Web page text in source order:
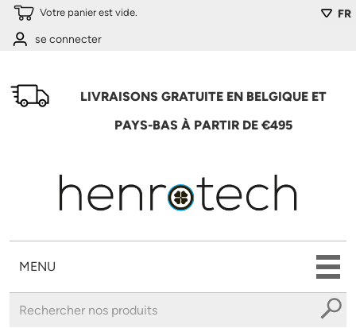
Aller au contenu principal FR
Votre panier est vide.
se connecter
LIVRAISONS GRATUITE EN BELGIQUE ET
PAYS-BAS À PARTIR DE €495
MENU